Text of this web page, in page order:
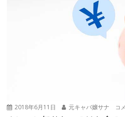
す
は
が
キ
2018年6月11日 元キャバ嬢サナ
ホ
コ